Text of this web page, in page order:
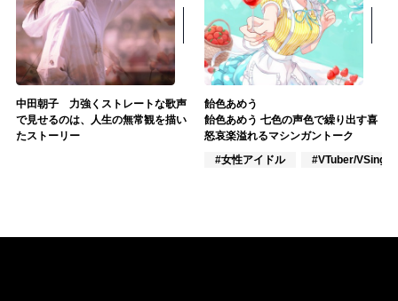
中田朝子 力強くストレートな歌声
で見せるのは、人生の無常観を描い
たストーリー
飴色あめう
飴色あめう 七色の声色で繰り出す喜
怒哀楽溢れるマシンガントーク
#女性アイドル
#VTuber/VSinger